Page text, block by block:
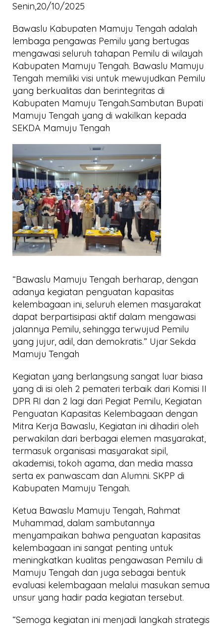
Senin,20/10/2025
Bawaslu Kabupaten Mamuju Tengah adalah
lembaga pengawas Pemilu yang bertugas
mengawasi seluruh tahapan Pemilu di wilayah
Kabupaten Mamuju Tengah. Bawaslu Mamuju
Tengah memiliki visi untuk mewujudkan Pemilu
yang berkualitas dan berintegritas di
Kabupaten Mamuju Tengah.Sambutan Bupati
Mamuju Tengah yang di wakilkan kepada
SEKDA Mamuju Tengah
“Bawaslu Mamuju Tengah berharap, dengan
adanya kegiatan penguatan kapasitas
kelembagaan ini, seluruh elemen masyarakat
dapat berpartisipasi aktif dalam mengawasi
jalannya Pemilu, sehingga terwujud Pemilu
yang jujur, adil, dan demokratis.” Ujar Sekda
Mamuju Tengah
Kegiatan yang berlangsung sangat luar biasa
yang di isi oleh 2 pemateri terbaik dari Komisi II
DPR RI dan 2 lagi dari Pegiat Pemilu, Kegiatan
Penguatan Kapasitas Kelembagaan dengan
Mitra Kerja Bawaslu, Kegiatan ini dihadiri oleh
perwakilan dari berbagai elemen masyarakat,
termasuk organisasi masyarakat sipil,
akademisi, tokoh agama, dan media massa
serta ex panwascam dan Alumni. SKPP di
Kabupaten Mamuju Tengah.
Ketua Bawaslu Mamuju Tengah, Rahmat
Muhammad, dalam sambutannya
menyampaikan bahwa penguatan kapasitas
kelembagaan ini sangat penting untuk
meningkatkan kualitas pengawasan Pemilu di
Mamuju Tengah dan juga sebagai bentuk
evaluasi kelembagaan melalui masukan semua
unsur yang hadir pada kegiatan tersebut.
“Semoga kegiatan ini menjadi langkah strategis